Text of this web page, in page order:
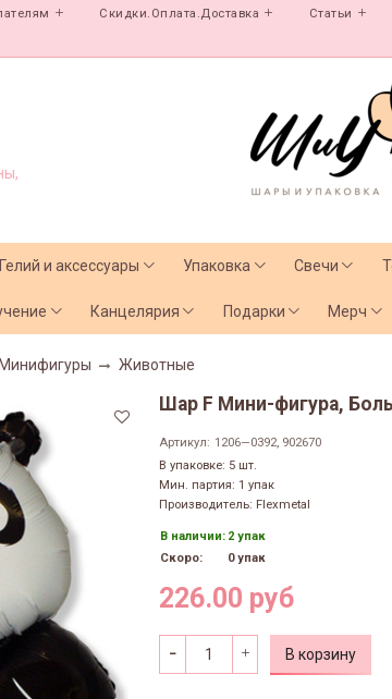
Скидки.Оплата.Доставка Статьи
Гелий и аксессуары Упаковка Свечи
Канцелярия Подарки Мерч
Минифигуры Животные
Шар F Мини-фигура,
Артикул: 1206—0392, 902670
В упаковке: 5 шт.
Мин. партия: 1 упак
Производитель: Flexmetal
В наличии: 2 упак
Скоро:
0 упак
226.00 руб
В корзину